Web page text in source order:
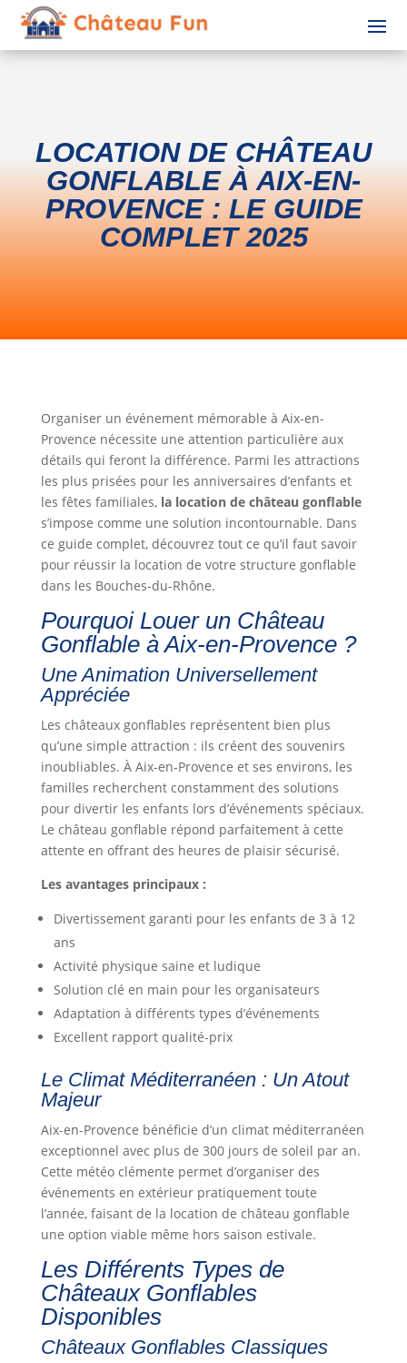
LOCATION DE CHÂTEAU
GONFLABLE À AIX-EN-
PROVENCE : LE GUIDE
COMPLET 2025
Organiser un événement mémorable à Aix-en-
Provence nécessite une attention particulière aux
détails qui feront la différence. Parmi les attractions
les plus prisées pour les anniversaires d’enfants et
les fêtes familiales, la location de château gonflable
s’impose comme une solution incontournable. Dans
ce guide complet, découvrez tout ce qu’il faut savoir
pour réussir la location de votre structure gonflable
dans les Bouches-du-Rhône.
Pourquoi Louer un Château
Gonflable à Aix-en-Provence ?
Une Animation Universellement
Appréciée
Les châteaux gonflables représentent bien plus
qu’une simple attraction : ils créent des souvenirs
inoubliables. À Aix-en-Provence et ses environs, les
familles recherchent constamment des solutions
pour divertir les enfants lors d’événements spéciaux.
Le château gonflable répond parfaitement à cette
attente en offrant des heures de plaisir sécurisé.
Les avantages principaux :
Divertissement garanti pour les enfants de 3 à 12
ans
Activité physique saine et ludique
Solution clé en main pour les organisateurs
Adaptation à différents types d’événements
Excellent rapport qualité-prix
Le Climat Méditerranéen : Un Atout
Majeur
Aix-en-Provence bénéficie d’un climat méditerranéen
exceptionnel avec plus de 300 jours de soleil par an.
Cette météo clémente permet d’organiser des
événements en extérieur pratiquement toute
l’année, faisant de la location de château gonflable
une option viable même hors saison estivale.
Les Différents Types de
Châteaux Gonflables
Disponibles
Châteaux Gonflables Classiques